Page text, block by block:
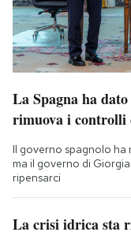
La Spagna ha
rimuova i
Il governo spagnolo
ma il governo di
ripensarci
La crisi idrica sta